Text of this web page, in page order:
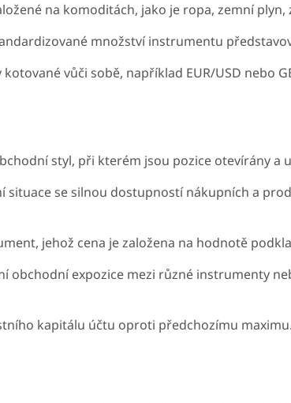
na komoditách, jako je ropa, zemní
množství instrumentu
kotované vůči sobě, například EUR/USD nebo
styl, při kterém jsou pozice otevírány a
situace se silnou dostupností nákupních a
jehož cena je založena na hodnotě
obchodní expozice mezi různé instrumenty
kapitálu účtu oproti předchozímu maximu.